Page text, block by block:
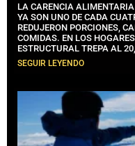
LA CARENCIA
YA SON UNO DE CADA
REDUJERON PORCIONES,
COMIDAS. EN LOS
ESTRUCTURAL TREPA AL
SEGUIR LEYENDO